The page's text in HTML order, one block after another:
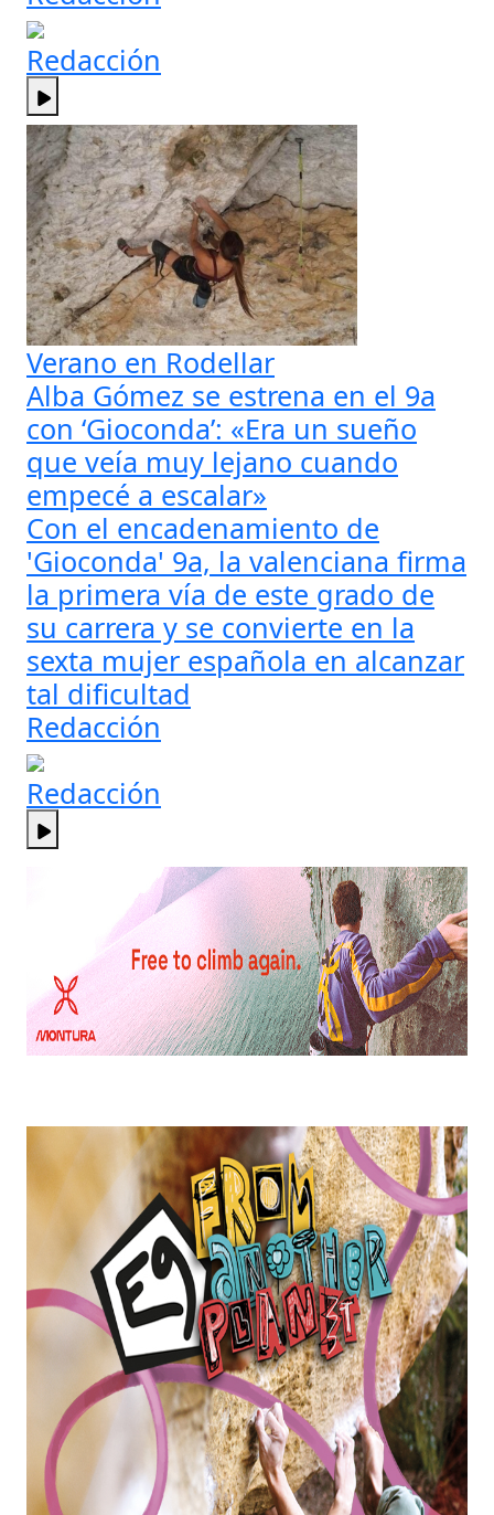
Redacción
Verano en Rodellar
Alba Gómez se estrena en el 9a
con ‘Gioconda’: «Era un sueño
que veía muy lejano cuando
empecé a escalar»
Con el encadenamiento de
'Gioconda' 9a, la valenciana firma
la primera vía de este grado de
su carrera y se convierte en la
sexta mujer española en alcanzar
tal dificultad
Redacción
Redacción